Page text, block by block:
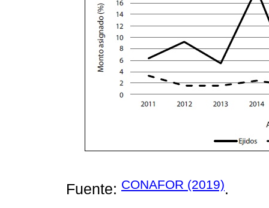
Fuente: CONAFOR (2019).